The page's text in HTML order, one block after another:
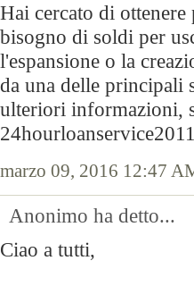
Hai cercato di ottenere
bisogno di soldi per
l'espansione o la
da una delle principali
ulteriori informazioni,
marzo 09, 2016 12:47
Anonimo ha detto...
Ciao a tutti,